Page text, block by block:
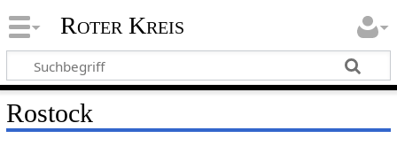
Roter Kreis
Rostock